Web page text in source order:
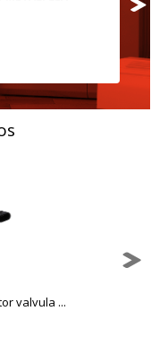
valvula ...
a través de nuestro
crear un perfil de sus
en otros sitios.
personal, sino
de su navegador y